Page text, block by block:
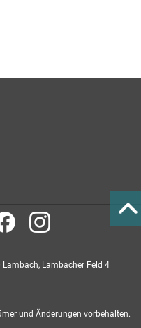
Lambacher Feld 4
und Änderungen vorbehalten.